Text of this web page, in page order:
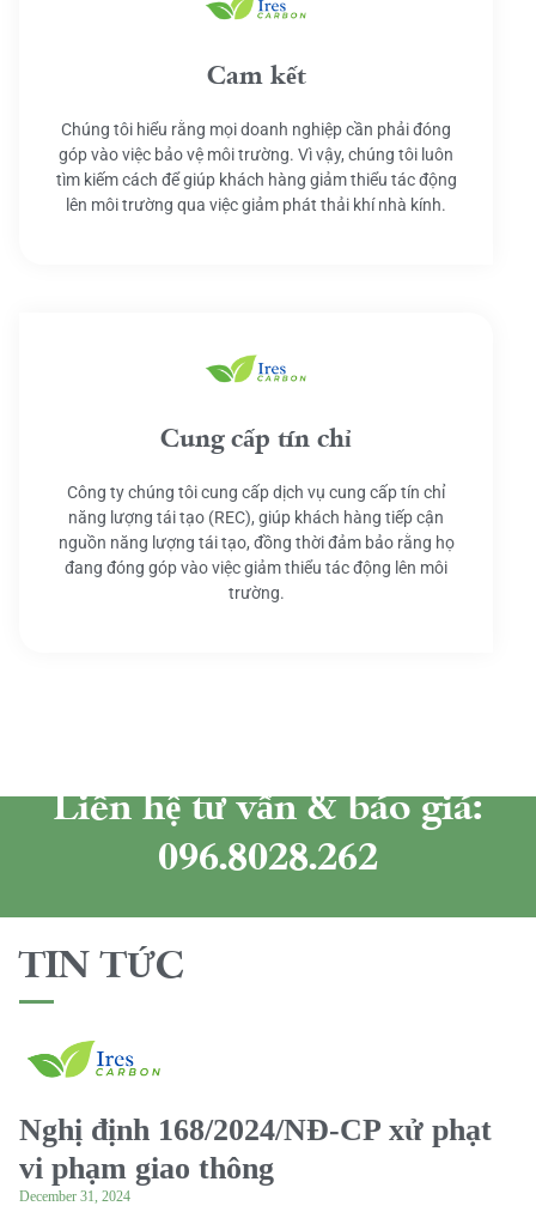
Cam kết
Chúng tôi hiểu rằng mọi doanh nghiệp cần phải đóng
góp vào việc bảo vệ môi trường. Vì vậy, chúng tôi luôn
tìm kiếm cách để giúp khách hàng giảm thiểu tác động
lên môi trường qua việc giảm phát thải khí nhà kính.
Cung cấp tín chỉ
Công ty chúng tôi cung cấp dịch vụ cung cấp tín chỉ
năng lượng tái tạo (REC), giúp khách hàng tiếp cận
nguồn năng lượng tái tạo, đồng thời đảm bảo rằng họ
đang đóng góp vào việc giảm thiểu tác động lên môi
trường.
Liên hệ tư vấn & báo giá:
096.8028.262
TIN TỨC
Nghị định 168/2024/NĐ-CP xử phạt
vi phạm giao thông
December 31, 2024